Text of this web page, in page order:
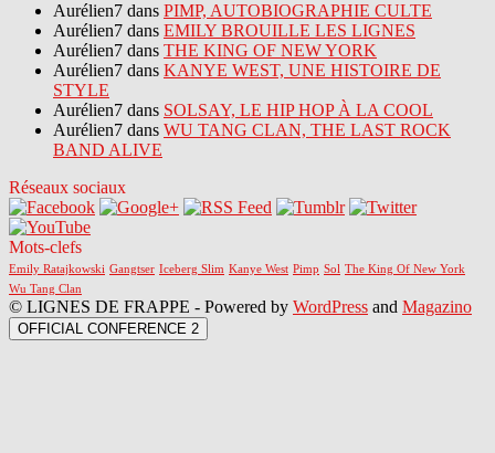
Aurélien7 dans PIMP, AUTOBIOGRAPHIE CULTE
Aurélien7 dans EMILY BROUILLE LES LIGNES
Aurélien7 dans THE KING OF NEW YORK
Aurélien7 dans KANYE WEST, UNE HISTOIRE DE
STYLE
Aurélien7 dans SOLSAY, LE HIP HOP À LA COOL
Aurélien7 dans WU TANG CLAN, THE LAST ROCK
BAND ALIVE
Réseaux sociaux
Mots-clefs
Emily Ratajkowski Gangtser Iceberg Slim Kanye West Pimp Sol The King Of New York
Wu Tang Clan
© LIGNES DE FRAPPE - Powered by WordPress and Magazino
OFFICIAL CONFERENCE 2